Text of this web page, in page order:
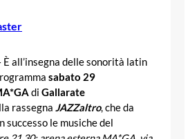
È all’insegna delle sonorità latin
sabato 29
di Gallarate
rassegna JAZZaltro, che da
successo le musiche del